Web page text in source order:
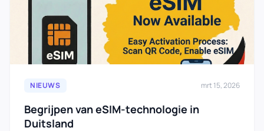
NIEUWS mrt 15, 2026
Begrijpen van eSIM-technologie in
Duitsland